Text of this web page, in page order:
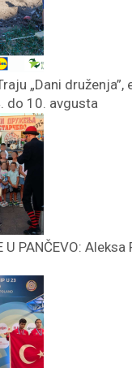
„Dani druženja”,
do 10. avgusta
U PANČEVO: